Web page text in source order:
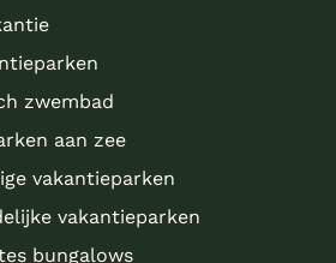
zwembad
aan zee
vakantieparken
vakantieparken
bungalows